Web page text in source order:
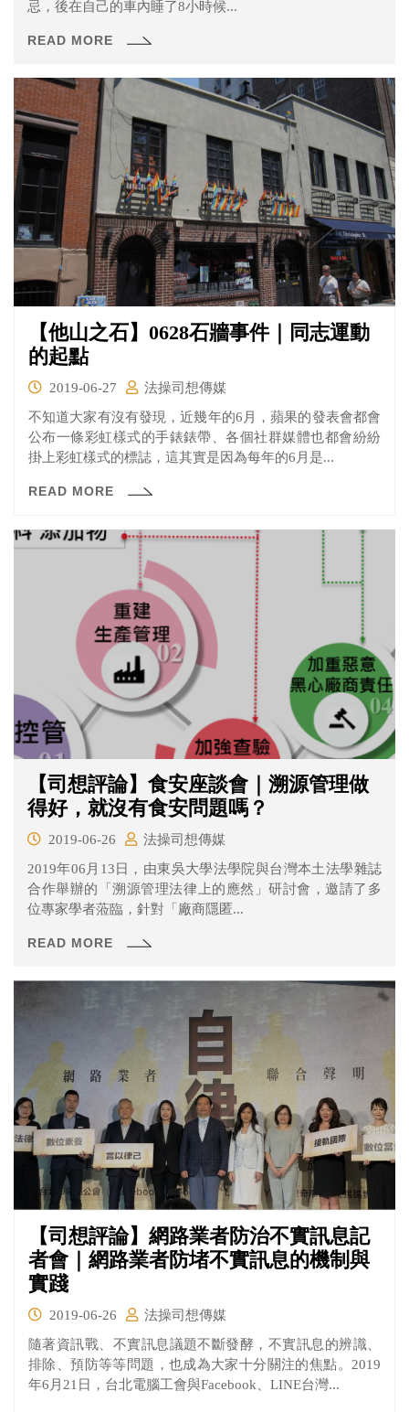
忌，後在自己的車內睡了8小時候...
READ MORE
【他山之石】0628石牆事件｜同志運動
的起點
2019-06-27
法操司想傳媒
不知道大家有沒有發現，近幾年的6月，蘋果的發表會都會
公布一條彩虹樣式的手錶錶帶、各個社群媒體也都會紛紛
掛上彩虹樣式的標誌，這其實是因為每年的6月是...
READ MORE
【司想評論】食安座談會｜溯源管理做
得好，就沒有食安問題嗎？
2019-06-26
法操司想傳媒
2019年06月13日，由東吳大學法學院與台灣本土法學雜誌
合作舉辦的「溯源管理法律上的應然」研討會，邀請了多
位專家學者蒞臨，針對「廠商隱匿...
READ MORE
【司想評論】網路業者防治不實訊息記
者會｜網路業者防堵不實訊息的機制與
實踐
2019-06-26
法操司想傳媒
隨著資訊戰、不實訊息議題不斷發酵，不實訊息的辨識、
排除、預防等等問題，也成為大家十分關注的焦點。2019
年6月21日，台北電腦工會與Facebook、LINE台灣...